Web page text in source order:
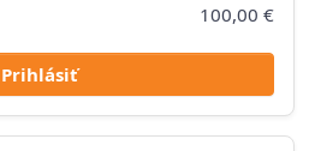
100,00 €
Prihlásiť